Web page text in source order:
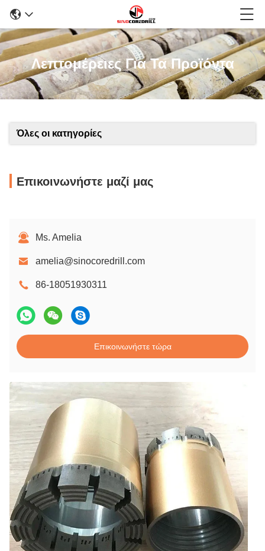
Λεπτομέρειες Για Τα Προϊόντα
Όλες οι κατηγορίες
Επικοινωνήστε μαζί μας
Ms. Amelia
amelia@sinocoredrill.com
86-18051930311
Επικοινωνήστε τώρα